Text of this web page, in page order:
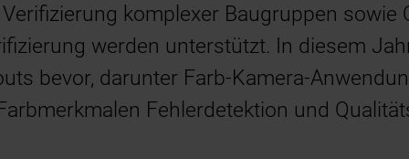
komplexer Baugruppen sowie
werden unterstützt. In diesem
bevor, darunter Farb-Kamera-
Fehlerdetektion und